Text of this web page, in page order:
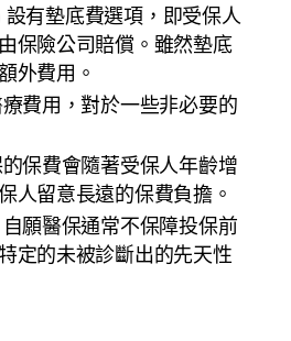
有墊底費選項，即受保人
保險公司賠償。雖然墊底
外費用。
費用，對於一些非必要的
保費會隨著受保人年齡增
人留意長遠的保費負擔。
願醫保通常不保障投保前
定的未被診斷出的先天性